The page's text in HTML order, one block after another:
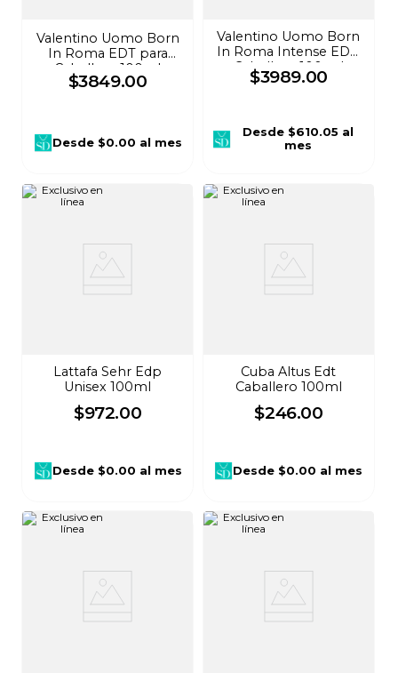
Valentino Uomo Born
In Roma EDT para
Caballero 100ml
$3849.00
Desde$0.00 al mes
Valentino Uomo Born
In Roma Intense EDP
Caballero 100 ml
$3989.00
Desde$610.05 al
mes
Lattafa Sehr Edp
Unisex 100ml
$972.00
Desde$0.00 al mes
Cuba Altus Edt
Caballero 100ml
$246.00
Desde $0.00 al mes